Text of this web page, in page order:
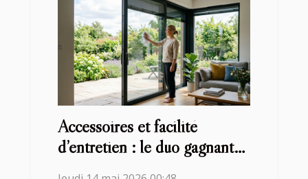
Accessoires et facilité
d’entretien : le duo gagnant